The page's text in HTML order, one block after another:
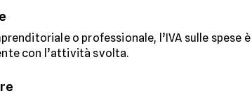
o professionale, l’IVA sulle spese
con l’attività svolta.